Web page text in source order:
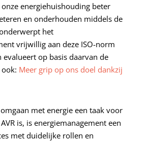
onze energiehuishouding beter
en onderhouden middels de
het
vrijwillig aan deze ISO-norm
evalueert op basis daarvan de
Meer grip op ons doel dankzij
met energie een taak voor
is, is energiemanagement een
met duidelijke rollen en